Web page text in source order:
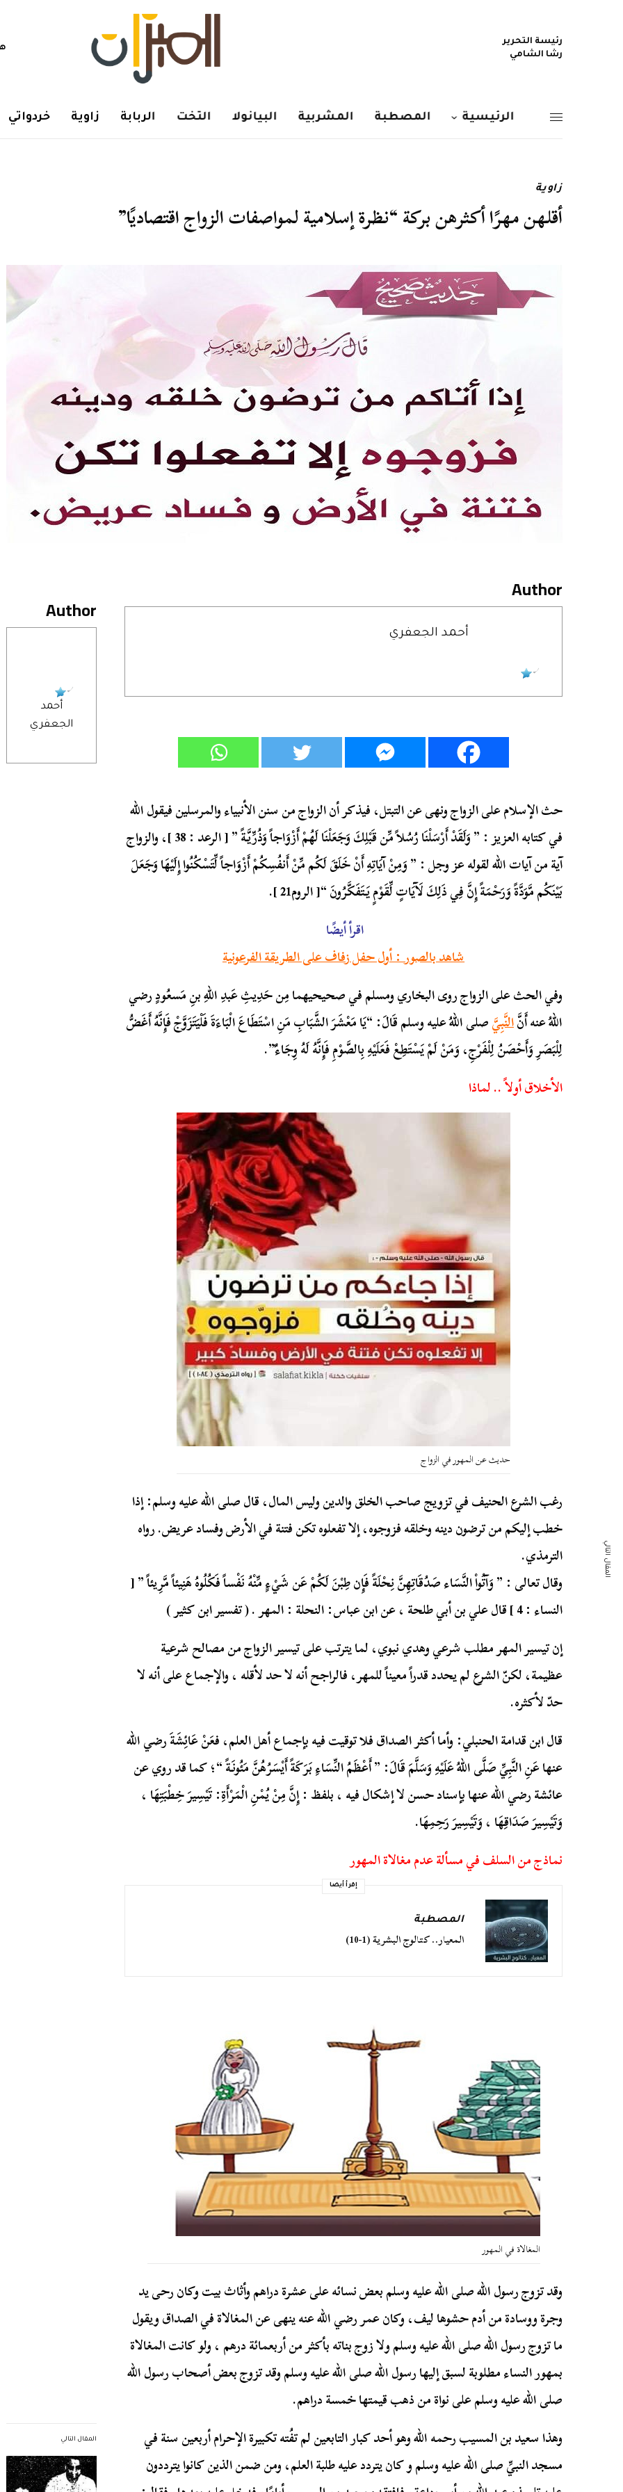
رئيسة التحرير
رشا الشامي
الرئيسية المصطبة المشربية البيانولا التخت الربابة زاوية خردواتي
زاوية
أقلهن مهرًا أكثرهن بركة “نظرة إسلامية لمواصفات الزواج اقتصاديًا”
Author
أحمد
الجعفري
المقال التالي
Author
أحمد الجعفري
حث الإسلام على الزواج ونهى عن التبتل، فيذكر أن الزواج من سنن الأنبياء والمرسلين فيقول الله
في كتابه العزيز : ” وَلَقَدْ أَرْسَلْنَا رُسُلاً مِّن قَبْلِكَ وَجَعَلْنَا لَهُمْ أَزْوَاجاً وَذُرِّيَّةً ” [ الرعد : 38 ]،
والزواج
آية من آيات الله لقوله عز وجل : ” وَمِنْ آيَاتِهِ أَنْ خَلَقَ لَكُم مِّنْ أَنفُسِكُمْ أَزْوَاجاً لِّتَسْكُنُوا إِلَيْهَا وَجَعَلَ
بَيْنَكُم مَّوَدَّةً وَرَحْمَةً إِنَّ فِي ذَلِكَ لَآيَاتٍ لِّقَوْمٍ يَتَفَكَّرُونَ “[ الروم21 ].
اقرأ أيضًا
شاهد بالصور : أول حفل زفاف على الطريقة الفرعونية
وفي الحث على الزواج روى البخاري ومسلم في صحيحيهما مِن حَدِيثِ عَبدِ اللهِ بنِ مَسعُودٍ رضي
اللهُ عنه أَنَّالنَّبِيَّصلى اللهُ عليه وسلم قَالَ: “يَا مَعْشَرَ الشَّبَابِ مَنِ اسْتَطَاعَ الْبَاءَةَ فَلْيَتَزَوَّجْ فَإِنَّهُ أَغَضُّ
لِلْبَصَرِ وَأَحْصَنُ لِلْفَرْجِ، وَمَنْ لَمْ يَسْتَطِعْ فَعَلَيْهِ بِالصَّوْمِ فَإِنَّهُ لَهُ وِجَاءٌ”.
الأخلاق أولاً .. لماذا
حديث عن المهور في الزواج
رغب الشرع الحنيف في تزويج صاحب الخلق والدين وليس المال، قال صلى الله عليه وسلم: إذا
خطب إليكم من ترضون دينه وخلقه فزوجوه، إلا تفعلوه تكن فتنة في الأرض وفساد عريض. رواه
الترمذي.
وقال تعالى : ” وَآتُواْ النَّسَاء صَدُقَاتِهِنَّ نِحْلَةً فَإِن طِبْنَ لَكُمْ عَن شَيْءٍ مِّنْهُ نَفْساً فَكُلُوهُ هَنِيئاً مَّرِيئاً ” [
النساء : 4 ] قال علي بن أبي طلحة ، عن ابن عباس: النحلة : المهر . ( تفسير ابن كثير )
إن تيسير المهر مطلب شرعي وهدي نبوي، لما يترتب على تيسير الزواج من مصالح شرعية
عظيمة، لكنّ الشرع لم يحدد قدراً معيناً للمهر، فالراجح أنه لا حد لأقله ، والإجماع على أنه لا
حدّ لأكثره.
قال ابن قدامة الحنبلي: وأما أكثر الصداق فلا توقيت فيه بإجماع أهل العلم، فعَنْ عَائِشَةَ رضي الله
عنها عَنِ النَّبِيِّ صَلَّى اللهُ عَلَيْهِ وَسَلَّمَ قَالَ: ” أَعْظَمُ النِّسَاءِ بَرَكَةً أَيْسَرُهُنَّ مَئُونَةً “؛ كما قد روي عن
عائشة رضي الله عنها بإسناد حسن لا إشكال فيه ، بلفظ : إِنَّ مِنْ يُمْنِ الْمَرْأَةِ: تَيْسِيرَ خِطْبَتِهَا ،
وَتَيْسِيرَ صَدَاقِهَا ، وَتَيْسِيرَ رَحِمِهَا.
نماذج من السلف في مسألة عدم مغالاة المهور
إقرأ أيضا
المصطبة
المعيار.. كتالوج البشرية (1-10)
المغالاة في المهور
وقد تزوج رسول الله صلى الله عليه وسلم بعض نسائه على عشرة دراهم وأثاث بيت وكان رحى يد
وجرة ووسادة من أدم حشوها ليف، وكان عمر رضي الله عنه ينهى عن المغالاة في الصداق ويقول
ما تزوج رسول الله صلى الله عليه وسلم ولا زوج بناته بأكثر من أربعمائة درهم ، ولو كانت المغالاة
بمهور النساء مطلوبة لسبق إليها رسول الله صلى الله عليه وسلم وقد تزوج بعض أصحاب رسول الله
صلى الله عليه وسلم على نواة من ذهب قيمتها خمسة دراهم.
وهذا سعيد بن المسيب رحمه الله وهو أحد كبار التابعين لم تفُته تكبيرة الإحرام أربعين سنة في
مسجد النبيِّ صلى الله عليه وسلم و كان يتردد عليه طلبة العلم، ومن ضمن الذين كانوا يترددون
المقال التالي